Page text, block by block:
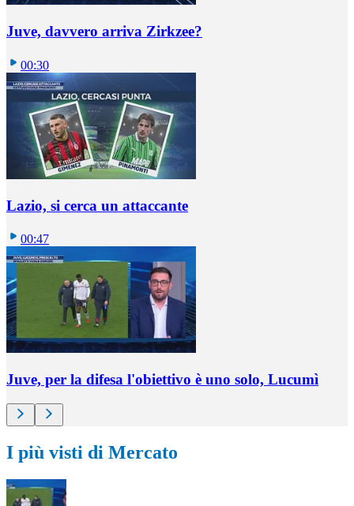
Juve, davvero arriva Zirkzee?
00:30
Lazio, si cerca un attaccante
00:47
Juve, per la difesa l'obiettivo è uno solo, Lucumì
I più visti di Mercato